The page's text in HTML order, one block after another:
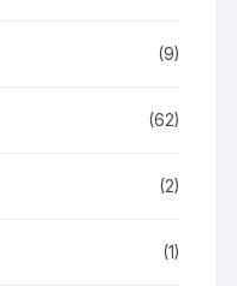
(9)
(62)
(2)
(1)